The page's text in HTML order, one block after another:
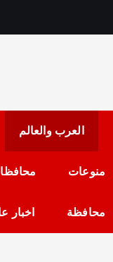
العرب والعالم
منوعات
محافظة اخبار